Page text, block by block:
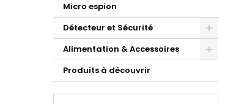
Micro espion
Détecteur et Sécurité
Alimentation & Accessoires
Produits à découvrir